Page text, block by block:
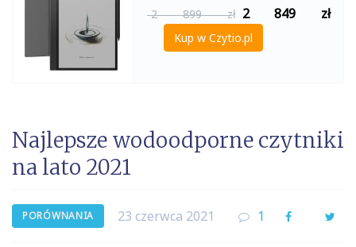
2 899 zł 2 849 zł
Kup w Czytio.pl
Najlepsze wodoodporne czytniki
na lato 2021
PORÓWNANIA 23 czerwca 2021 1 Facebook